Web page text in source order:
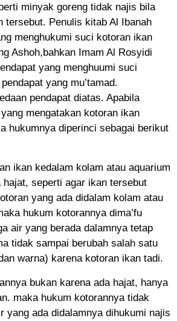
minyak goreng tidak najis bila
tersebut. Penulis kitab Al Ibanah
menghukumi suci kotoran ikan
Ashoh,bahkan Imam Al Rosyidi
yang menghuumi suci
yang mu’tamad.
pendapat diatas. Apabila
mengatakan kotoran ikan
hukumnya diperinci sebagai berikut
ikan kedalam kolam atau aquarium
hajat, seperti agar ikan tersebut
yang ada didalam kolam atau
hukum kotorannya dima’fu
air yang berada dalamnya tetap
tidak sampai berubah salah satu
warna) karena kotoran ikan tadi.
bukan karena ada hajat, hanya
maka hukum kotorannya tidak
yang ada didalamnya dihukumi najis